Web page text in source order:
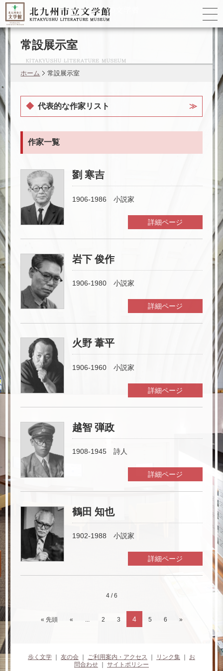
ゆかりの
常設展示室
ホーム 常設展示室
作家一覧
劉 寒吉
1906-1986 小説家
詳細ページ
岩下 俊作
1906-1980 小説家
詳細ページ
火野 葦平
1906-1960 小説家
詳細ページ
越智 弾政
1908-1945 詩人
詳細ページ
鶴田 知也
1902-1988 小説家
詳細ページ
4 / 6
« 先頭 « ... 2 3 4 5 6 »
代表的な作家リスト
杉田 久女
橋本 多佳子
林 芙美子
宗 左近
歩く文学 友の会 ご利用案内・アクセス リンク集
お
問合わせ
サイトポリシー